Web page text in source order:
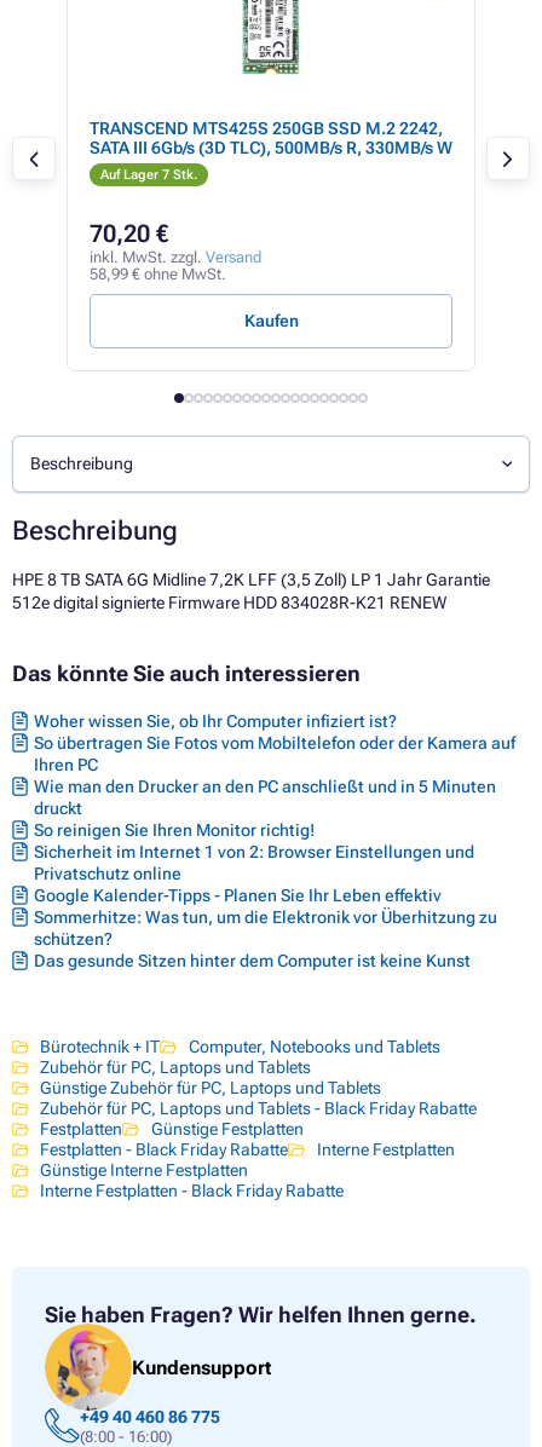
TRANSCEND MTS425S 250GB SSD M.2 2242,
SATA III 6Gb/s (3D TLC), 500MB/s R, 330MB/s W
Auf Lager 7 Stk.
70,20 €
inkl. MwSt. zzgl. Versand
58,99 € ohne MwSt.
Kaufen
Beschreibung
Beschreibung
HPE 8 TB SATA 6G Midline 7,2K LFF (3,5 Zoll) LP 1 Jahr Garantie
512e digital signierte Firmware HDD 834028R-K21 RENEW
Das könnte Sie auch interessieren
Woher wissen Sie, ob Ihr Computer infiziert ist?
So übertragen Sie Fotos vom Mobiltelefon oder der Kamera auf
Ihren PC
Wie man den Drucker an den PC anschließt und in 5 Minuten
druckt
So reinigen Sie Ihren Monitor richtig!
Sicherheit im Internet 1 von 2: Browser Einstellungen und
Privatschutz online
Google Kalender-Tipps - Planen Sie Ihr Leben effektiv
Sommerhitze: Was tun, um die Elektronik vor Überhitzung zu
schützen?
Das gesunde Sitzen hinter dem Computer ist keine Kunst
Bürotechnik + IT
Computer, Notebooks und Tablets
Zubehör für PC, Laptops und Tablets
Günstige Zubehör für PC, Laptops und Tablets
Zubehör für PC, Laptops und Tablets - Black Friday Rabatte
Festplatten
Günstige Festplatten
Festplatten - Black Friday Rabatte
Interne Festplatten
Günstige Interne Festplatten
Interne Festplatten - Black Friday Rabatte
Sie haben Fragen? Wir helfen Ihnen gerne.
Kundensupport
+49 40 460 86 775
(8:00 - 16:00)